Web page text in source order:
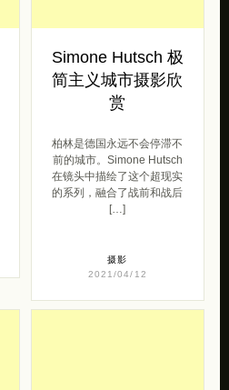
Simone Hutsch 极
简主义城市摄影欣
赏
柏林是德国永远不会停滞不
前的城市。Simone Hutsch
在镜头中描绘了这个超现实
的系列，融合了战前和战后
[…]
摄影
2021/04/12